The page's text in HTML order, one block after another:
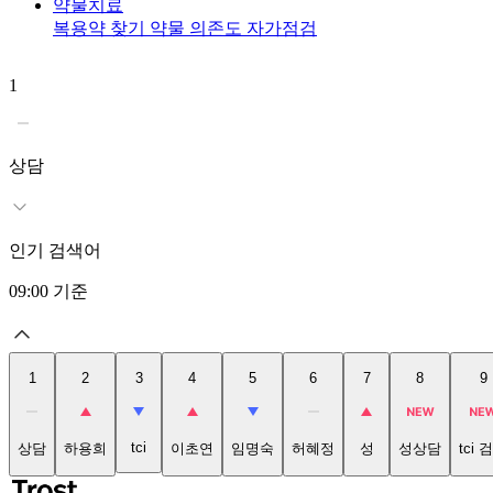
약물치료
복용약 찾기 약물 의존도 자가점검
1
상담
인기 검색어
09:00 기준
1
상담
2
하용희
3
tci
4
이초연
5
임명숙
6
허혜정
7
성
8
성상담
9
tci